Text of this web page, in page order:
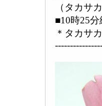
（タカサ
■10時25分
＊タカサ